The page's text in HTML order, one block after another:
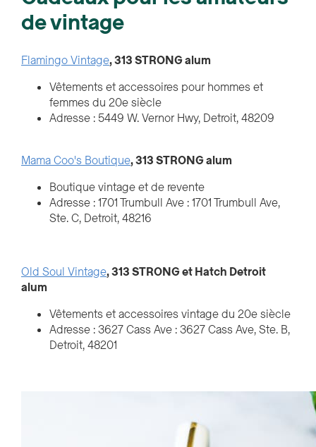
de vintage
Flamingo Vintage, 313 STRONG alum
Vêtements et accessoires pour hommes et
femmes du 20e siècle
Adresse : 5449 W. Vernor Hwy, Detroit, 48209
Mama Coo's Boutique, 313 STRONG alum
Boutique vintage et de revente
Adresse : 1701 Trumbull Ave : 1701 Trumbull Ave,
Ste. C, Detroit, 48216
Old Soul Vintage, 313 STRONG et Hatch Detroit
alum
Vêtements et accessoires vintage du 20e siècle
Adresse : 3627 Cass Ave : 3627 Cass Ave, Ste. B,
Detroit, 48201